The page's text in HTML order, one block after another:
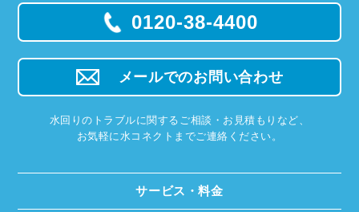
0120-38-4400
メールでのお問い合わせ
水回りのトラブルに関するご相談・お見積もりなど、
お気軽に水コネクトまでご連絡ください。
サービス・料金